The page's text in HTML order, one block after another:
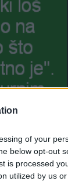
of your
below opt-out
is processed
utilized by us